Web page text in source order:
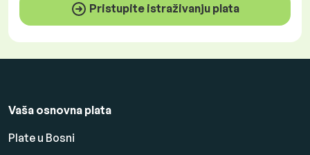
Pristupite istraživanju plata
Vaša osnovna plata
Plate u Bosni